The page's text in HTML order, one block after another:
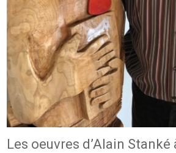
Les oeuvres d’Alain